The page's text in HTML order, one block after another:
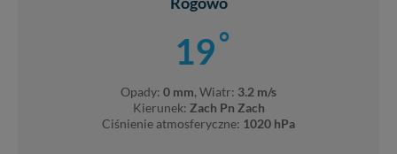
19°
Opady: 0 mm, Wiatr: 3.2 m/s
Kierunek: Zach Pn Zach
Ciśnienie atmosferyczne: 1020 hPa